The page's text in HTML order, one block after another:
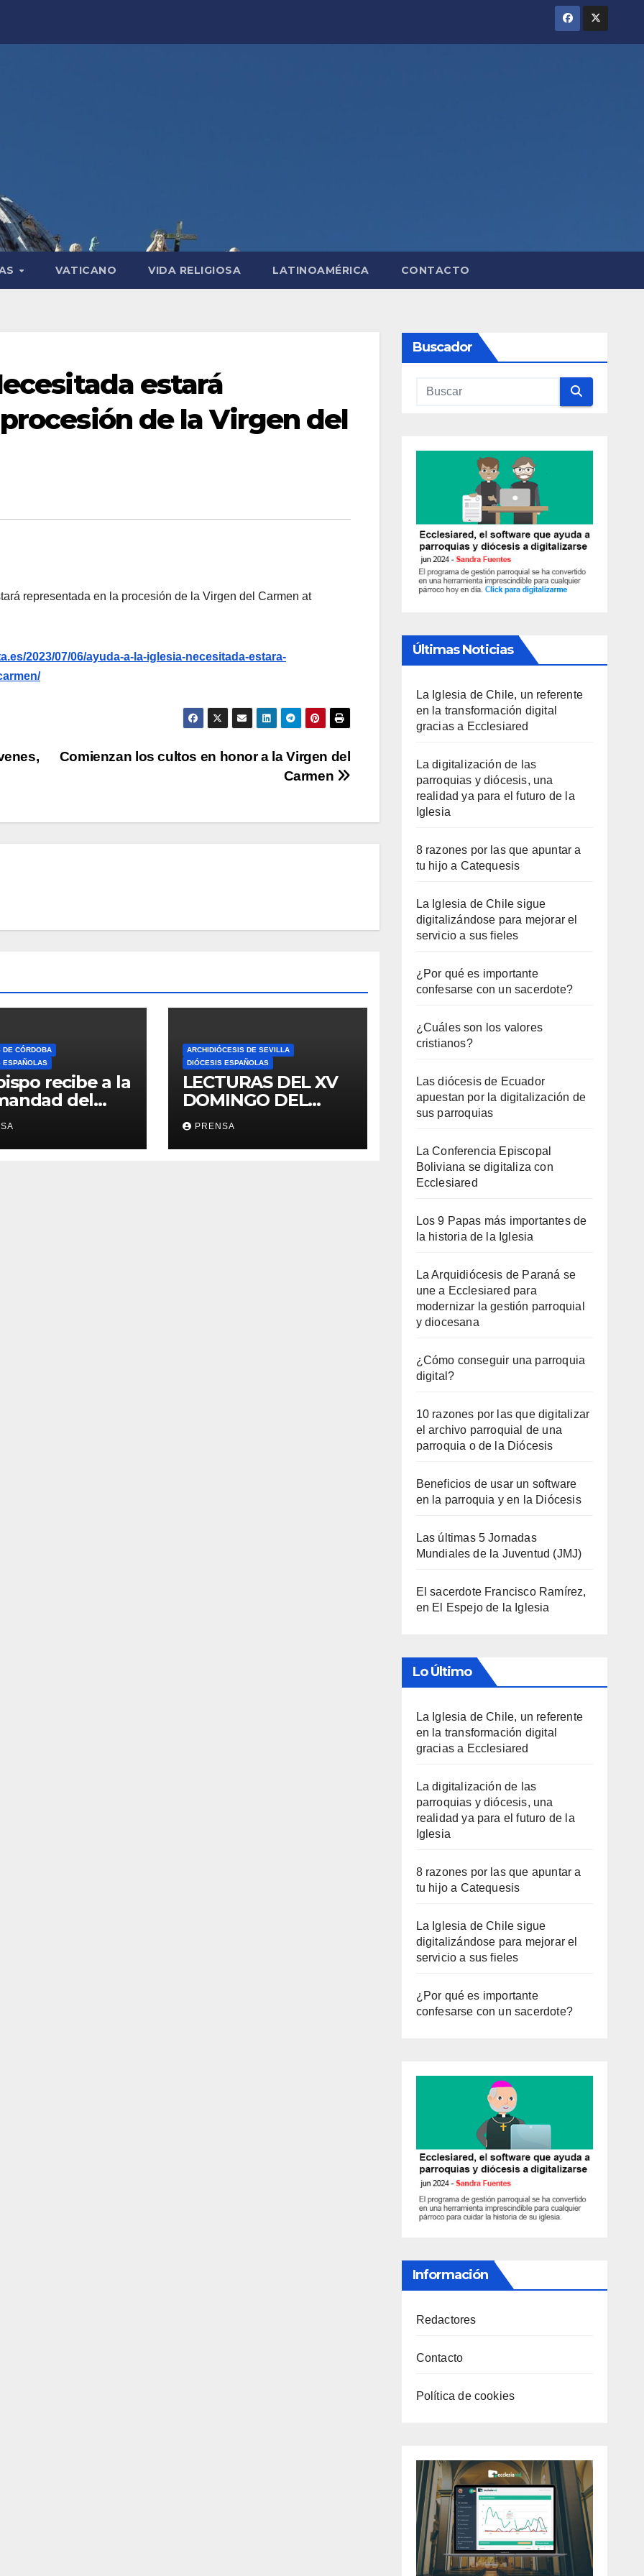
VATICANO VIDA RELIGIOSA LATINOAMÉRICA CONTACTO
estará
de la Virgen del
representada en la procesión de la Virgen del Carmen at
2023/07/06/ayuda-a-la-iglesia-necesitada-estara-
Comienzan los cultos en honor a la Virgen del
Carmen
DE CÓRDOBA
ESPAÑOLAS
recibe a la
del
ARCHIDIÓCESIS DE SEVILLA
DIÓCESIS ESPAÑOLAS
LECTURAS DEL XV
DOMINGO DEL
TIEMPO
ORDINARIO (A)
PRENSA
Buscador
Últimas Noticias
La Iglesia de Chile, un referente
en la transformación digital
gracias a Ecclesiared
La digitalización de las
parroquias y diócesis, una
realidad ya para el futuro de la
Iglesia
8 razones por las que apuntar a
tu hijo a Catequesis
La Iglesia de Chile sigue
digitalizándose para mejorar el
servicio a sus fieles
¿Por qué es importante
confesarse con un sacerdote?
¿Cuáles son los valores
cristianos?
Las diócesis de Ecuador
apuestan por la digitalización de
sus parroquias
La Conferencia Episcopal
Boliviana se digitaliza con
Ecclesiared
Los 9 Papas más importantes de
la historia de la Iglesia
La Arquidiócesis de Paraná se
une a Ecclesiared para
modernizar la gestión parroquial
y diocesana
¿Cómo conseguir una parroquia
digital?
10 razones por las que digitalizar
el archivo parroquial de una
parroquia o de la Diócesis
Beneficios de usar un software
en la parroquia y en la Diócesis
Las últimas 5 Jornadas
Mundiales de la Juventud (JMJ)
El sacerdote Francisco Ramírez,
en El Espejo de la Iglesia
Lo Último
La Iglesia de Chile, un referente
en la transformación digital
gracias a Ecclesiared
La digitalización de las
parroquias y diócesis, una
realidad ya para el futuro de la
Iglesia
8 razones por las que apuntar a
tu hijo a Catequesis
La Iglesia de Chile sigue
digitalizándose para mejorar el
servicio a sus fieles
¿Por qué es importante
confesarse con un sacerdote?
Información
Redactores
Contacto
Política de cookies